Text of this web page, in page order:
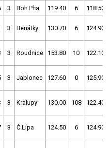
3 Boh.Pha 119.40 6 118.50
3 Benátky 130.70 6 124.90
3 Roudnice 153.80 10 122.10
3 Jablonec 127.60 0 125.90
3 Kralupy 130.00 108 122.40
3 Č.Lípa 124.50 6 124.90